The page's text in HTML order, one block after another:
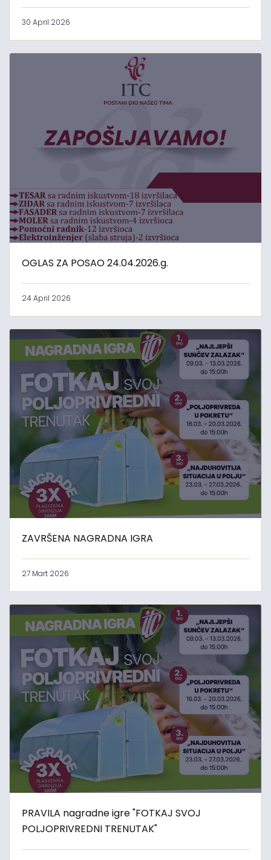
30 April 2026
OGLAS ZA POSAO 24.04.2026.g.
24 April 2026
ZAVRŠENA NAGRADNA IGRA
27 Mart 2026
PRAVILA nagradne igre "FOTKAJ SVOJ
POLJOPRIVREDNI TRENUTAK"